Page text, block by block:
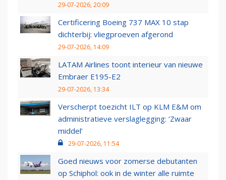
29-07-2026, 20:09
Certificering Boeing 737 MAX 10 stap
dichterbij: vliegproeven afgerond
29-07-2026, 14:09
LATAM Airlines toont interieur van nieuwe
Embraer E195-E2
29-07-2026, 13:34
Verscherpt toezicht ILT op KLM E&M om
administratieve verslaglegging: ‘Zwaar
middel’
29-07-2026, 11:54
Goed nieuws voor zomerse debutanten
op Schiphol: ook in de winter alle ruimte